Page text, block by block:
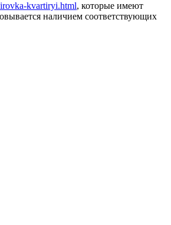
kvartiryi.html, которые имеют
наличием соответствующих